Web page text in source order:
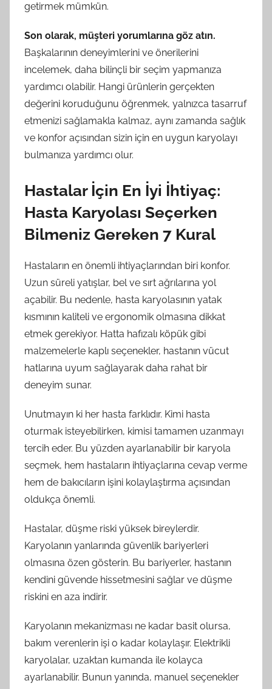
getirmek mümkün.
Son olarak, müşteri yorumlarına göz atın.
Başkalarının deneyimlerini ve önerilerini
incelemek, daha bilinçli bir seçim yapmanıza
yardımcı olabilir. Hangi ürünlerin gerçekten
değerini koruduğunu öğrenmek, yalnızca tasarruf
etmenizi sağlamakla kalmaz, aynı zamanda sağlık
ve konfor açısından sizin için en uygun karyolayı
bulmanıza yardımcı olur.
Hastalar İçin En İyi İhtiyaç:
Hasta Karyolası Seçerken
Bilmeniz Gereken 7 Kural
Hastaların en önemli ihtiyaçlarından biri konfor.
Uzun süreli yatışlar, bel ve sırt ağrılarına yol
açabilir. Bu nedenle, hasta karyolasının yatak
kısmının kaliteli ve ergonomik olmasına dikkat
etmek gerekiyor. Hatta hafızalı köpük gibi
malzemelerle kaplı seçenekler, hastanın vücut
hatlarına uyum sağlayarak daha rahat bir
deneyim sunar.
Unutmayın ki her hasta farklıdır. Kimi hasta
oturmak isteyebilirken, kimisi tamamen uzanmayı
tercih eder. Bu yüzden ayarlanabilir bir karyola
seçmek, hem hastaların ihtiyaçlarına cevap verme
hem de bakıcıların işini kolaylaştırma açısından
oldukça önemli.
Hastalar, düşme riski yüksek bireylerdir.
Karyolanın yanlarında güvenlik bariyerleri
olmasına özen gösterin. Bu bariyerler, hastanın
kendini güvende hissetmesini sağlar ve düşme
riskini en aza indirir.
Karyolanın mekanizması ne kadar basit olursa,
bakım verenlerin işi o kadar kolaylaşır. Elektrikli
karyolalar, uzaktan kumanda ile kolayca
ayarlanabilir. Bunun yanında, manuel seçenekler